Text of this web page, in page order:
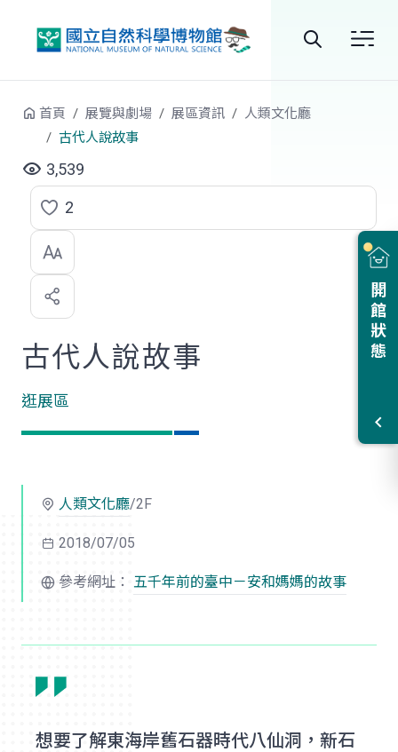
站
開館狀態
首頁 展覽與劇場 展區資訊
人類文化廳
古代人說故事
3,539
點
選
喜
歡
2
古代人說故事
逛展區
人類文化廳/2F
2018/07/05
參考網址： 五千年前的臺中－安和媽媽的故事
想要了解東海岸舊石器時代八仙洞，新石